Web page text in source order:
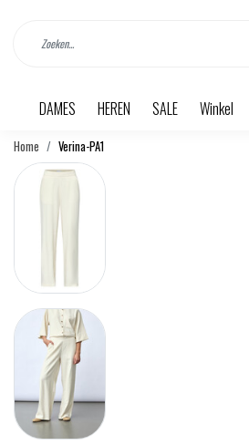
DAMES HEREN SALE Winkel
Home Verina-PA1